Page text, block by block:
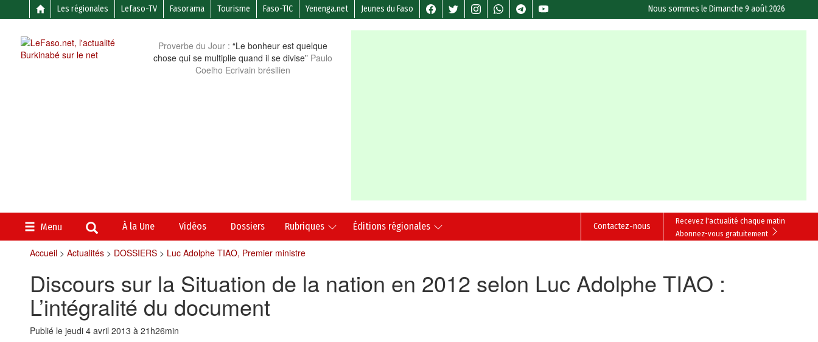
Les régionales Lefaso-TV Fasorama Tourisme Faso-TIC Yenenga.net Jeunes du Faso Nous sommes leDimanche 9 août 2026
Proverbe du Jour : “Le bonheur est quelque
chose qui se multiplie quand il se divise” Paulo
Coelho Ecrivain brésilien
Menu À la Une Vidéos Dossiers Rubriques Éditions régionales
Recevez l'actualité chaque matin
Abonnez-vous gratuitement
Contactez-nous
Accueil> Actualités> DOSSIERS> Luc Adolphe TIAO, Premier ministre
Discours sur la Situation de la nation en 2012 selon Luc Adolphe TIAO :
L’intégralité du document
Publié le jeudi 4 avril 2013 à 21h26min